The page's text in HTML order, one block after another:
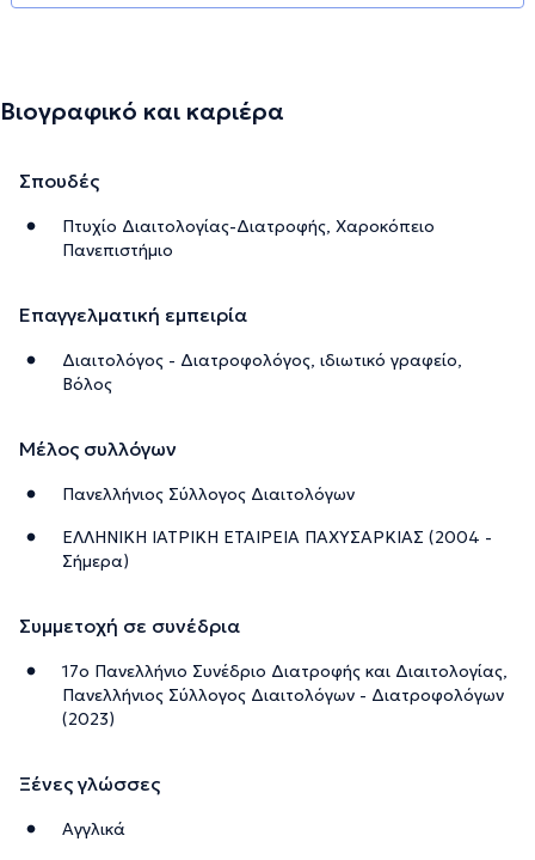
Βιογραφικό και καριέρα
Σπουδές
Πτυχίο Διαιτολογίας-Διατροφής, Χαροκόπειο
Πανεπιστήμιο
Επαγγελματική εμπειρία
Διαιτολόγος - Διατροφολόγος, ιδιωτικό γραφείο,
Βόλος
Μέλος συλλόγων
Πανελλήνιος Σύλλογος Διαιτολόγων
ΕΛΛΗΝΙΚΗ ΙΑΤΡΙΚΗ ΕΤΑΙΡΕΙΑ ΠΑΧΥΣΑΡΚΙΑΣ (2004 -
Σήμερα)
Συμμετοχή σε συνέδρια
17ο Πανελλήνιο Συνέδριο Διατροφής και Διαιτολογίας,
Πανελλήνιος Σύλλογος Διαιτολόγων - Διατροφολόγων
(2023)
Ξένες γλώσσες
Αγγλικά